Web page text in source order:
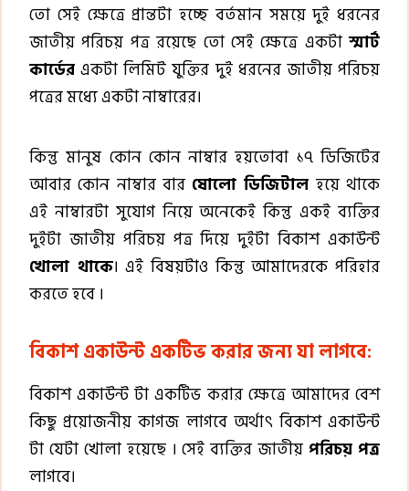
তো সেই ক্ষেত্রে প্রান্তটা হচ্ছে বর্তমান সময়ে দুই ধরনের
জাতীয় পরিচয় পত্র রয়েছে তো সেই ক্ষেত্রে একটা স্মার্ট
কার্ডের একটা লিমিট যুক্তির দুই ধরনের জাতীয় পরিচয়
পত্রের মধ্যে একটা নাম্বারের।
কিন্তু মানুষ কোন কোন নাম্বার হয়তোবা ১৭ ডিজিটের
আবার কোন নাম্বার বার ষোলো ডিজিটাল হয়ে থাকে
এই নাম্বারটা সুযোগ নিয়ে অনেকেই কিন্তু একই ব্যক্তির
দুইটা জাতীয় পরিচয় পত্র দিয়ে দুইটা বিকাশ একাউন্ট
খোলা থাকে। এই বিষয়টাও কিন্তু আমাদেরকে পরিহার
করতে হবে ।
বিকাশ একাউন্ট একটিভ করার জন্য যা লাগবে:
বিকাশ একাউন্ট টা একটিভ করার ক্ষেত্রে আমাদের বেশ
কিছু প্রয়োজনীয় কাগজ লাগবে অর্থাৎ বিকাশ একাউন্ট
টা যেটা খোলা হয়েছে । সেই ব্যক্তির জাতীয় পরিচয় পত্র
লাগবে।